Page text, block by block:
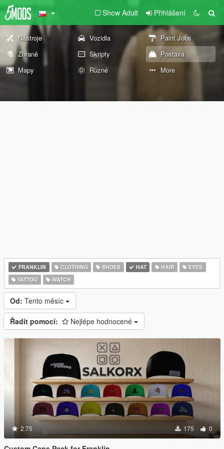
Show Adult Přihlášení
Nástroje Vozidla
Paint Jobs
Zbraně
Skripty
Postava
Mapy
Různé More
FRANKLIN CLOTHING SHOES HAT HAIR
EYES
TATTOO
WATCH
Od: Tento měsíc
Řadit pomocí: Nejlépe hodnocené
2.75 175 0